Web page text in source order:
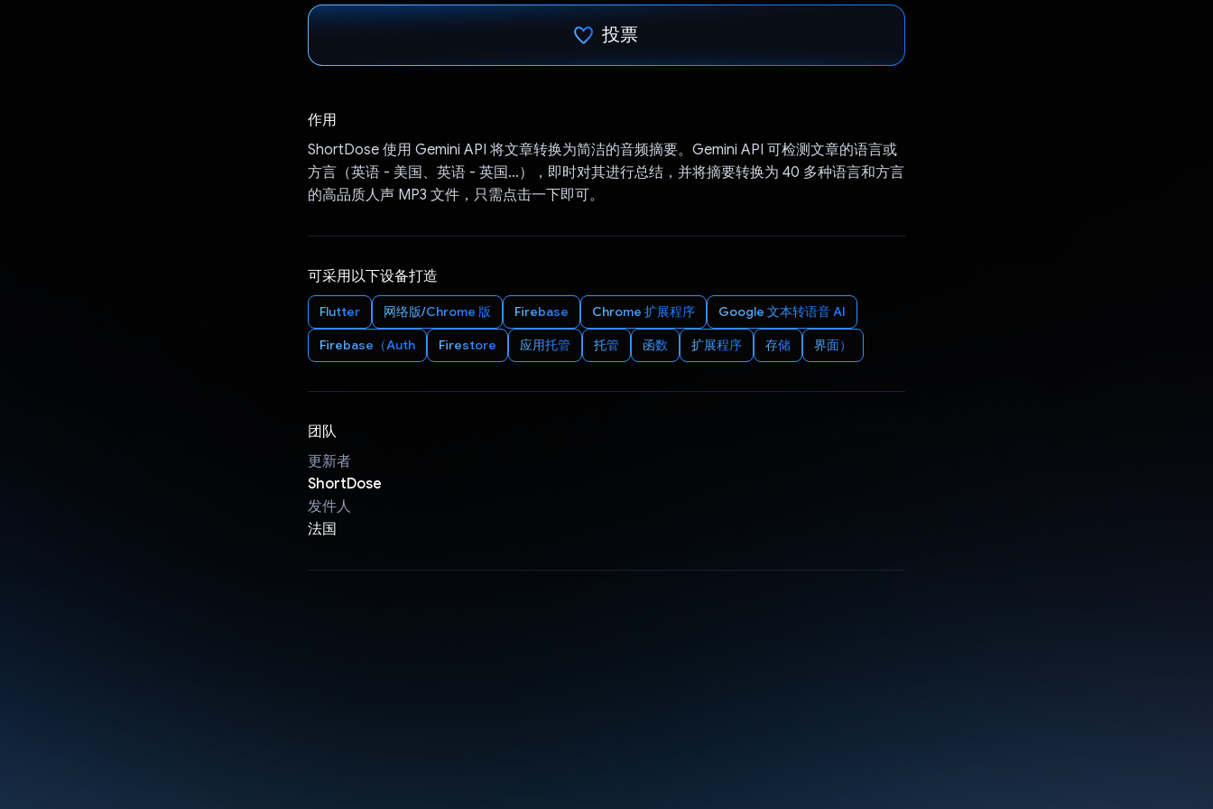
投票
作用
ShortDose 使用 Gemini API 将文章转换为简洁的音频摘要。Gemini API 可检测文章的语言或
方言（英语 - 美国、英语 - 英国...），即时对其进行总结，并将摘要转换为 40 多种语言和方言
的高品质人声 MP3 文件，只需点击一下即可。
可采用以下设备打造
Flutter 网络版/Chrome 版 Firebase Chrome 扩展程序 Google 文本转语音 AI
Firebase（Auth Firestore 应用托管 托管 函数 扩展程序 存储 界面）
团队
更新者
ShortDose
发件人
法国